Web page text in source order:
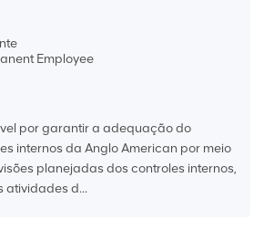
Employee
por garantir a adequação do
internos da Anglo American por meio
planejadas dos controles internos,
atividades d...